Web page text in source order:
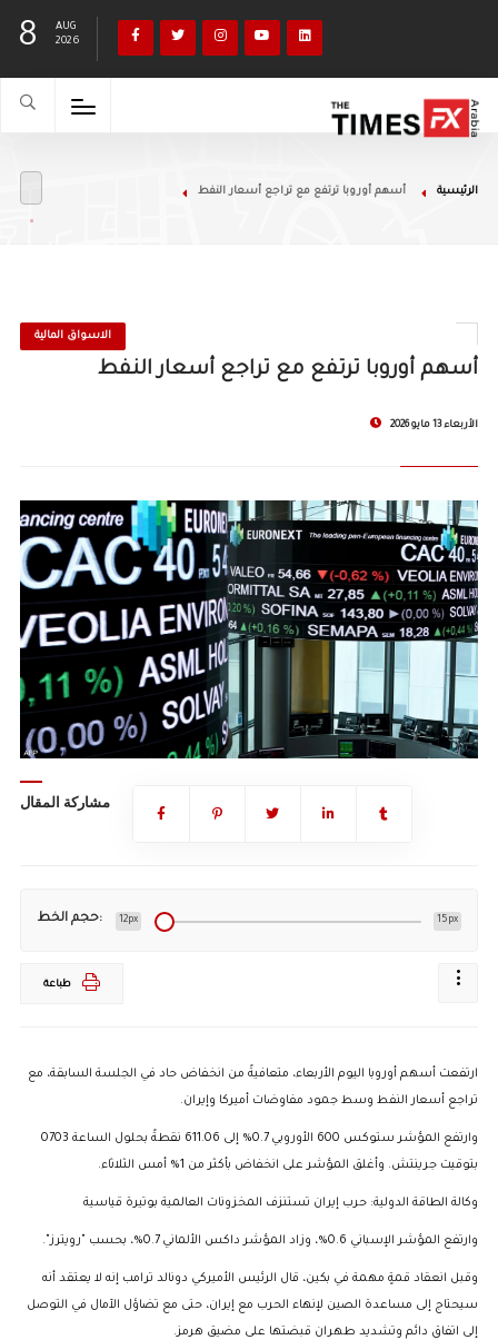
8
AUG
2026
الرئيسية أسهم أوروبا ترتفع مع تراجع أسعار النفط
الاسواق المالية
أسهم أوروبا ترتفع مع تراجع أسعار النفط
الأربعاء 13 مايو 2026
مشاركة المقال
حجم الخط: 12px 15px
طباعة
ارتفعت أسهم أوروبا اليوم الأربعاء، متعافيةً من انخفاض حاد في الجلسة السابقة، مع
تراجع أسعار النفط وسط جمود مفاوضات أميركا وإيران.
وارتفع المؤشر ستوكس 600 الأوروبي 0.7% إلى 611.06 نقطةً بحلول الساعة 0703
بتوقيت جرينتش. وأغلق المؤشر على انخفاض بأكثر من 1% أمس الثلاثاء.
وكالة الطاقة الدولية: حرب إيران تستنزف المخزونات العالمية بوتيرة قياسية
وارتفع المؤشر الإسباني 0.6%، وزاد المؤشر داكس الألماني 0.7%، بحسب "رويترز".
وقبل انعقاد قمةٍ مهمة في بكين، قال الرئيس الأميركي دونالد ترامب إنه لا يعتقد أنه
سيحتاج إلى مساعدة الصين لإنهاء الحرب مع إيران، حتى مع تضاؤل الآمال في التوصل
إلى اتفاق دائم وتشديد طهران قبضتها على مضيق هرمز.